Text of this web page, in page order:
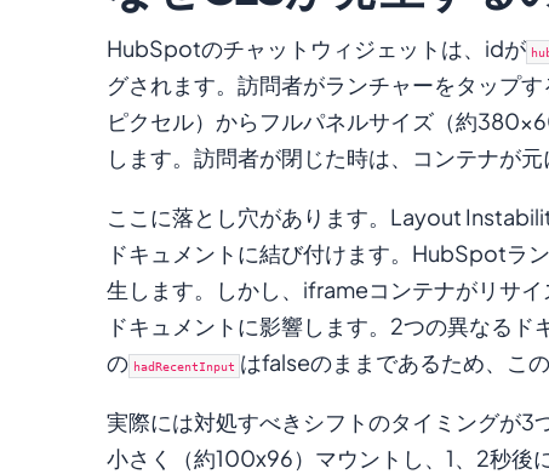
HubSpotのチャットウィジェットは、idが
グされます。訪問者がランチャーをタップ
ピクセル）からフルパネルサイズ（約
します。訪問者が閉じた時は、コンテナが
ここに落とし穴があります。Layout
ドキュメントに結び付けます。HubSpotラ
生します。しかし、iframeコンテナがリサ
ドキュメントに影響します。2つの異なる
の hadRecentInput はfalseのままであるため、こ
実際には対処すべきシフトのタイミングが
小さく（約100x96）マウントし、1、2秒